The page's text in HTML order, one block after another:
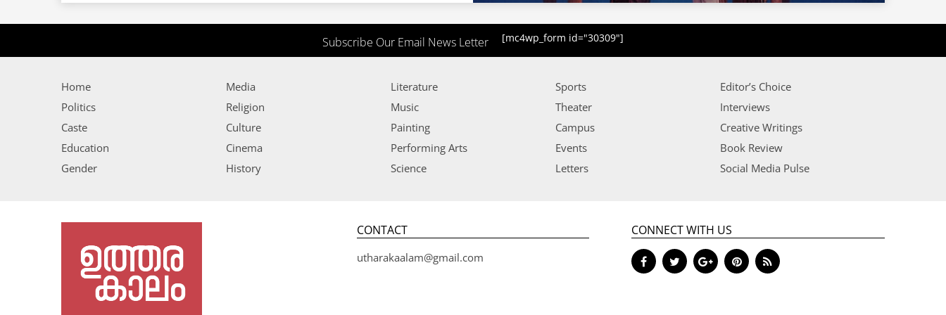
Subscribe Our Email News Letter [mc4wp_form id="30309"]
Home
Politics
Caste
Education
Gender
Media
Religion
Culture
Cinema
History
Literature
Music
Painting
Performing Arts
Science
Sports
Theater
Campus
Events
Letters
Editor’s Choice
Interviews
Creative Writings
Book Review
Social Media Pulse
CONTACT
utharakaalam@gmail.com
CONNECT WITH US